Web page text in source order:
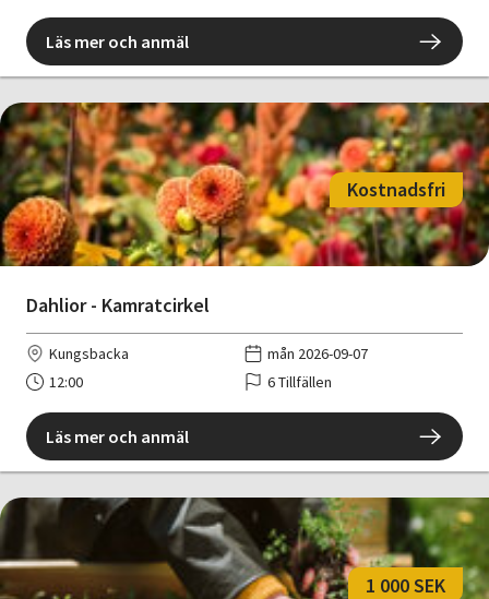
Läs mer och anmäl
Dahlior - Kamratcirkel
Kostnadsfri
Kungsbacka
mån 2026-09-07
12:00
6 Tillfällen
Läs mer och anmäl
1 000 SEK